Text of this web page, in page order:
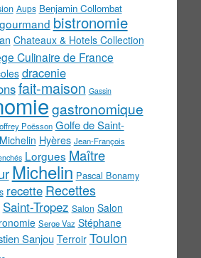
Aups Benjamin Collombat
bistronomie
Chateaux & Hotels Collection
Culinaire de France
dracenie
fait-maison Gassin
gastronomique
Poësson Golfe de Saint-
Hyères Jean-François
Lorgues Maître
Michelin Pascal Bonamy
recette Recettes
Saint-Tropez Salon Salon
Serge Vaz Stéphane
Sanjou Terroir Toulon